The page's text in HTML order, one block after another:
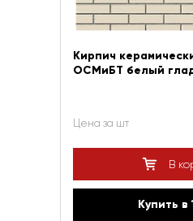
Кирпич
ОСМиБТ белый
Цена за шт
В
Купить в